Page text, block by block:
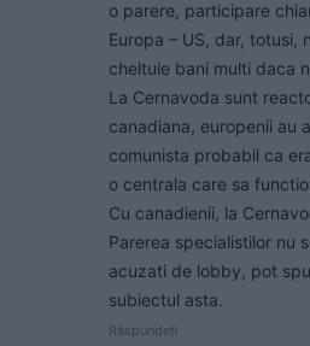
o parere, participare
Europa – US, dar, totusi,
cheltuie bani multi daca
La Cernavoda sunt
canadiana, europenii au
comunista probabil ca
o centrala care sa
Cu canadienii, la
Parerea specialistilor nu
acuzati de lobby, pot
subiectul asta.
Răspundeți